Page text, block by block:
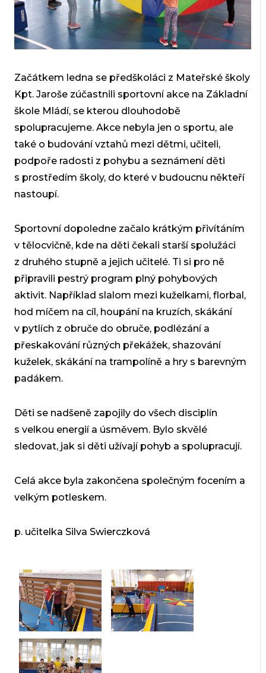
Začátkem ledna se předškoláci z Mateřské školy
Kpt. Jaroše zúčastnili sportovní akce na Základní
škole Mládí, se kterou dlouhodobě
spolupracujeme. Akce nebyla jen o sportu, ale
také o budování vztahů mezi dětmi, učiteli,
podpoře radosti z pohybu a seznámení děti
s prostředím školy, do které v budoucnu někteří
nastoupí.
Sportovní dopoledne začalo krátkým přivítáním
v tělocvičně, kde na děti čekali starší spolužáci
z druhého stupně a jejich učitelé. Ti si pro ně
připravili pestrý program plný pohybových
aktivit. Například slalom mezi kuželkami, florbal,
hod míčem na cíl, houpání na kruzích, skákání
v pytlích z obruče do obruče, podlézání a
přeskakování různých překážek, shazování
kuželek, skákání na trampolíně a hry s barevným
padákem.
Děti se nadšeně zapojily do všech disciplín
s velkou energií a úsměvem. Bylo skvělé
sledovat, jak si děti užívají pohyb a spolupracují.
Celá akce byla zakončena společným focením a
velkým potleskem.
p. učitelka Silva Swierczková